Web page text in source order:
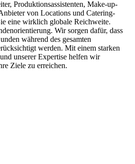
Produktionsassistenten, Make-up-
von Locations und Catering-
eine wirklich globale Reichweite.
Wir sorgen dafür, dass
während des gesamten
werden. Mit einem starken
unserer Expertise helfen wir
Ziele zu erreichen.